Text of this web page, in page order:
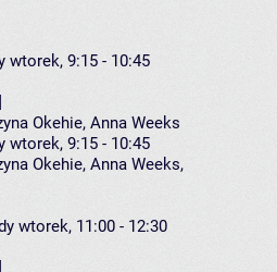
wtorek, 9:15 - 10:45
Okehie, Anna Weeks
wtorek, 9:15 - 10:45
Okehie, Anna Weeks,
wtorek, 11:00 - 12:30